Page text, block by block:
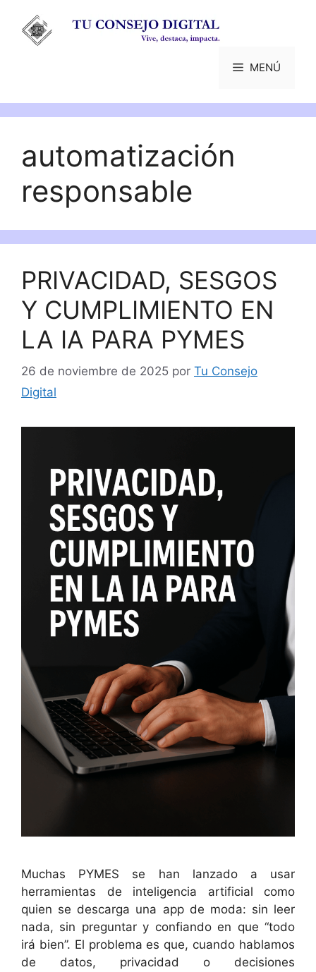
contenido
MENÚ
automatización
responsable
PRIVACIDAD, SESGOS
Y CUMPLIMIENTO EN
LA IA PARA PYMES
26 de noviembre de 2025 por Tu Consejo
Digital
Muchas PYMES se han lanzado a usar
herramientas de inteligencia artificial como
quien se descarga una app de moda: sin leer
nada, sin preguntar y confiando en que “todo
irá bien”. El problema es que, cuando hablamos
de datos, privacidad o decisiones